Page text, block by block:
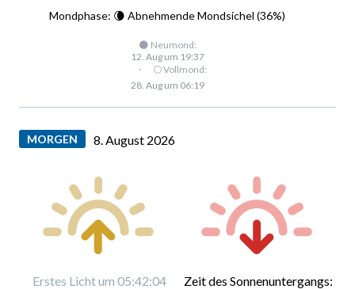
Mondphase: 🌘 Abnehmende Mondsichel (36%)
🌑 Neumond:
12. Aug um 19:37
·
🌕 Vollmond:
28. Aug um 06:19
MORGEN 8. August 2026
Erstes Licht um 05:42:04
Zeit des Sonnenuntergangs: